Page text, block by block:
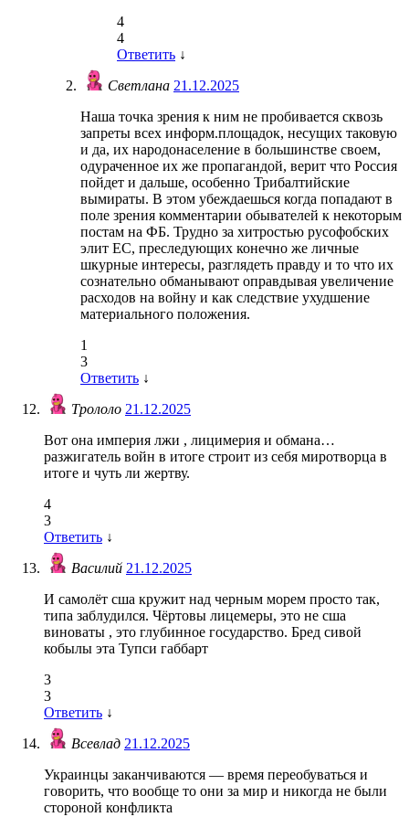
4
4
Ответить ↓
Светлана 21.12.2025
Наша точка зрения к ним не пробивается сквозь
запреты всех информ.площадок, несущих таковую
и да, их народонаселение в большинстве своем,
одураченное их же пропагандой, верит что Россия
пойдет и дальше, особенно Трибалтийские
вымираты. В этом убеждаешься когда попадают в
поле зрения комментарии обывателей к некоторым
постам на ФБ. Трудно за хитростью русофобских
элит ЕС, преследующих конечно же личные
шкурные интересы, разглядеть правду и то что их
сознательно обманывают оправдывая увеличение
расходов на войну и как следствие ухудшение
материального положения.
1
3
Ответить ↓
Трололо 21.12.2025
Вот она империя лжи , лицимерия и обмана…
разжигатель войн в итоге строит из себя миротворца в
итоге и чуть ли жертву.
4
3
Ответить ↓
Василий 21.12.2025
И самолёт сша кружит над черным морем просто так,
типа заблудился. Чёртовы лицемеры, это не сша
виноваты , это глубинное государство. Бред сивой
кобылы эта Тупси габбарт
3
3
Ответить ↓
Всевлад 21.12.2025
Украинцы заканчиваются — время переобуваться и
говорить, что вообще то они за мир и никогда не были
стороной конфликта